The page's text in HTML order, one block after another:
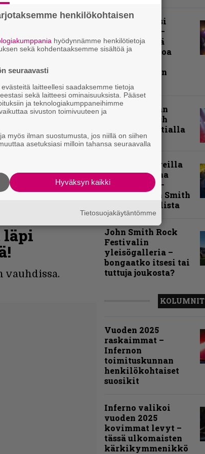
läpi
vauhdissa.
Rokki Raikasi
Tampereella –
Infernon neljä
väkevää nostoa
kakkospäivän
esityksistä
Paluu vanhaan
liittoon – Arch
Enemy Tavastialla
”Näillä festareilla
kaikki on aina
kohdallaan” –
raportti John Smith
Rock Festivalista
John Smith Rock
Festivalin
yleisögalleria –
bongaatko itsesi tai
tuttuja joukosta?
KOLUMNIT
Vuoden 2025
raskaimmat –
Infernon
toimituskunnan
henkilökohtaiset
suosikit
Inferno valikoi
vuoden 2025
kovimmat levyt –
tässä ulkomaisten
kärkikymmenikkö
henkilökohtaisen
hyödynnämme henkilötietoja
sekä kohdentaaksemme sisältöä ja
seuraavasti
laitteellesi saadaksemme tietoja
sekä laitteesi ominaisuuksista. Pääset
ja teknologiakumppaneihimme
sivuston toimivuuteen ja
myös ilman suostumusta, jos niillä on siihen
asetuksiasi milloin tahansa seuraavalla
Hyväksyn kaikki
Tietosuojakäytäntömme